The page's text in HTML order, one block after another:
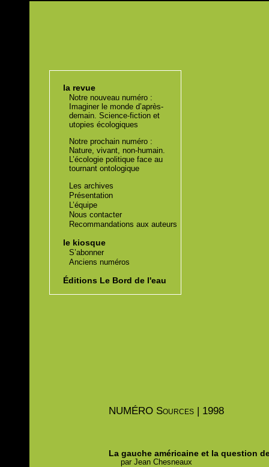
la revue
Notre nouveau numéro :
Imaginer le monde d’après-
demain. Science-fiction et
utopies écologiques
Notre prochain numéro :
Nature, vivant, non-humain.
L’écologie politique face au
tournant ontologique
Les archives
Présentation
L’équipe
Nous contacter
Recommandations aux auteurs
le kiosque
S’abonner
Anciens numéros
Éditions Le Bord de l'eau
NUMÉRO Sources | 1998
La gauche américaine et la question
parJean Chesneaux